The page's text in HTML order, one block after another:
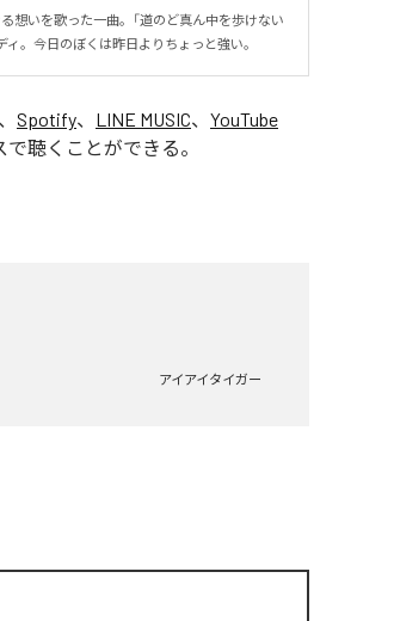
想いを歌った一曲。「道のど真ん中を歩けない
。今日のぼくは昨日よりちょっと強い。
、 Spotify、 LINE MUSIC、 YouTube
聴くことができる。
アイアイタイガー